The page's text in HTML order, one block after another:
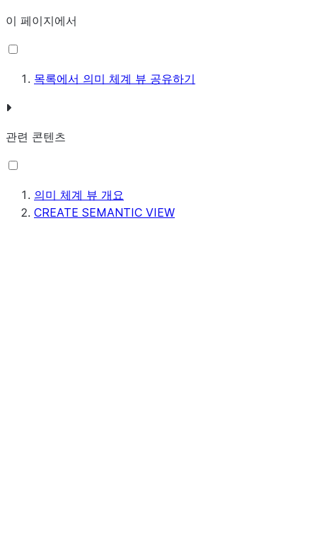
이 페이지에서
목록에서 의미 체계 뷰 공유하기
관련 콘텐츠
의미 체계 뷰 개요
CREATE SEMANTIC VIEW